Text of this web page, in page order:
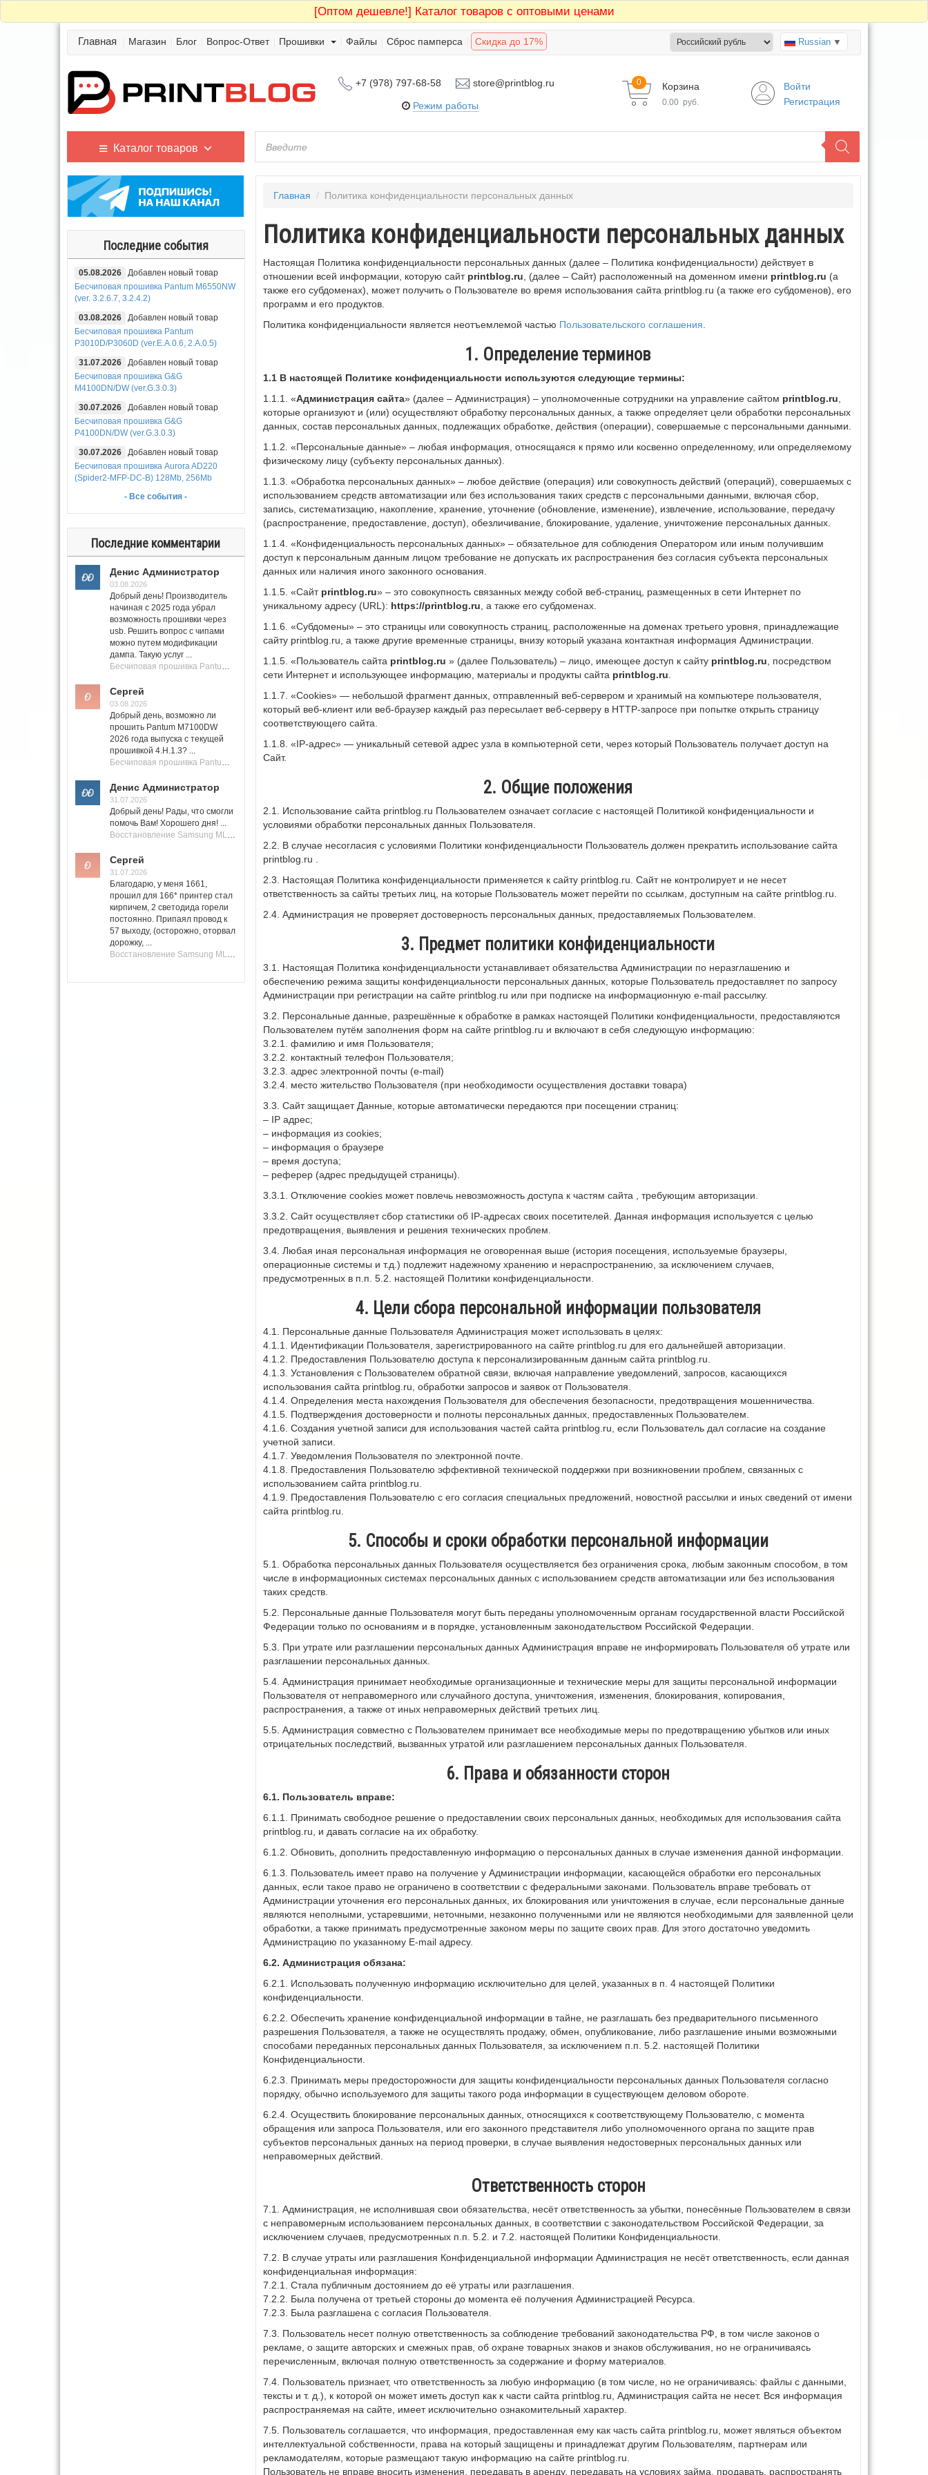
[Оптом дешевле!] Каталог товаров с оптовыми ценами
Главная Магазин Блог Вопрос-Ответ Прошивки Файлы Сброс памперса Скидка до 17% Russian ▼
+7 (978) 797-68-58 store@printblog.ru
Режим работы
Корзина
0
0.00 руб.
Войти
Регистрация
Каталог товаров
Последние события
05.08.2026
Добавлен новый товар
Бесчиповая прошивка Pantum M6550NW
(ver. 3.2.6.7, 3.2.4.2)
03.08.2026
Добавлен новый товар
Бесчиповая прошивка Pantum
P3010D/P3060D (ver.E.A.0.6, 2.A.0.5)
31.07.2026
Добавлен новый товар
Бесчиповая прошивка G&G
M4100DN/DW (ver.G.3.0.3)
30.07.2026
Добавлен новый товар
Бесчиповая прошивка G&G
P4100DN/DW (ver.G.3.0.3)
30.07.2026
Добавлен новый товар
Бесчиповая прошивка Aurora AD220
(Spider2-MFP-DC-B) 128Mb, 256Mb
- Все события -
Последние комментарии
Денис Администратор
03.08.2026
Добрый день! Производитель
начиная с 2025 года убрал
возможность прошивки через
usb. Решить вопрос с чипами
можно путем модификации
дампа. Такую услуг ...
Бесчиповая прошивка Pantum M7100 Series (M7100, M7108, M7102, M7103, M7105)
Сергей
03.08.2026
Добрый день, возможно ли
прошить Pantum M7100DW
2026 года выпуска с текущей
прошивкой 4.H.1.3? ...
Бесчиповая прошивка Pantum M7100 Series (M7100, M7108, M7102, M7103, M7105)
Денис Администратор
31.07.2026
Добрый день! Рады, что смогли
помочь Вам! Хорошего дня! ...
Восстановление Samsung ML-1661, ML-1666 после не удачной прошивки.
Сергей
31.07.2026
Благодарю, у меня 1661,
прошил для 166* принтер стал
кирпичем, 2 светодида горели
постоянно. Припаял провод к
57 выходу, (осторожно, оторвал
дорожку, ...
Восстановление Samsung ML-1661, ML-1666 после не удачной прошивки.
Главная / Политика конфиденциальности персональных данных
Политика конфиденциальности персональных данных
Настоящая Политика конфиденциальности персональных данных (далее – Политика конфиденциальности) действует в
отношении всей информации, которую сайт printblog.ru , (далее – Сайт) расположенный на доменном имени printblog.ru (а
также его субдоменах), может получить о Пользователе во время использования сайта printblog.ru (а также его субдоменов), его
программ и его продуктов.
Политика конфиденциальности является неотъемлемой частью Пользовательского соглашения
1. Определение терминов
1.1 В настоящей Политике конфиденциальности используются следующие термины:
1.1.1. «Администрация сайта» (далее – Администрация) – уполномоченные сотрудники на управление сайтом printblog.ru
которые организуют и (или) осуществляют обработку персональных данных, а также определяет цели обработки персональных
данных, состав персональных данных, подлежащих обработке, действия (операции), совершаемые с персональными данными.
1.1.2. «Персональные данные» – любая информация, относящаяся к прямо или косвенно определенному, или определяемому
физическому лицу (субъекту персональных данных).
1.1.3. «Обработка персональных данных» – любое действие (операция) или совокупность действий (операций), совершаемых с
использованием средств автоматизации или без использования таких средств с персональными данными, включая сбор,
запись, систематизацию, накопление, хранение, уточнение (обновление, изменение), извлечение, использование, передачу
(распространение, предоставление, доступ), обезличивание, блокирование, удаление, уничтожение персональных данных.
1.1.4. «Конфиденциальность персональных данных» – обязательное для соблюдения Оператором или иным получившим
доступ к персональным данным лицом требование не допускать их распространения без согласия субъекта персональных
данных или наличия иного законного основания.
1.1.5. «Сайт printblog.ru» – это совокупность связанных между собой веб-страниц, размещенных в сети Интернет по
уникальному адресу (URL): https://printblog.ru , а также его субдоменах.
1.1.6. «Субдомены» – это страницы или совокупность страниц, расположенные на доменах третьего уровня, принадлежащие
сайту printblog.ru, а также другие временные страницы, внизу который указана контактная информация Администрации.
1.1.5. «Пользователь сайта printblog.ru » (далее Пользователь) – лицо, имеющее доступ к сайту printblog.ru , посредством
сети Интернет и использующее информацию, материалы и продукты сайта printblog.ru
1.1.7. «Cookies» — небольшой фрагмент данных, отправленный веб-сервером и хранимый на компьютере пользователя,
который веб-клиент или веб-браузер каждый раз пересылает веб-серверу в HTTP-запросе при попытке открыть страницу
соответствующего сайта.
1.1.8. «IP-адрес» — уникальный сетевой адрес узла в компьютерной сети, через который Пользователь получает доступ на
Сайт.
2. Общие положения
2.1. Использование сайта printblog.ru Пользователем означает согласие с настоящей Политикой конфиденциальности и
условиями обработки персональных данных Пользователя.
2.2. В случае несогласия с условиями Политики конфиденциальности Пользователь должен прекратить использование сайта
printblog.ru .
2.3. Настоящая Политика конфиденциальности применяется к сайту printblog.ru. Сайт не контролирует и не несет
ответственность за сайты третьих лиц, на которые Пользователь может перейти по ссылкам, доступным на сайте printblog.ru.
2.4. Администрация не проверяет достоверность персональных данных, предоставляемых Пользователем.
3. Предмет политики конфиденциальности
3.1. Настоящая Политика конфиденциальности устанавливает обязательства Администрации по неразглашению и
обеспечению режима защиты конфиденциальности персональных данных, которые Пользователь предоставляет по запросу
Администрации при регистрации на сайте printblog.ru или при подписке на информационную e-mail рассылку.
3.2. Персональные данные, разрешённые к обработке в рамках настоящей Политики конфиденциальности, предоставляются
Пользователем путём заполнения форм на сайте printblog.ru и включают в себя следующую информацию:
3.2.1. фамилию и имя Пользователя;
3.2.2. контактный телефон Пользователя;
3.2.3. адрес электронной почты (e-mail)
3.2.4. место жительство Пользователя (при необходимости осуществления доставки товара)
3.3. Сайт защищает Данные, которые автоматически передаются при посещении страниц:
– IP адрес;
– информация из cookies;
– информация о браузере
– время доступа;
– реферер (адрес предыдущей страницы).
3.3.1. Отключение cookies может повлечь невозможность доступа к частям сайта , требующим авторизации.
3.3.2. Сайт осуществляет сбор статистики об IP-адресах своих посетителей. Данная информация используется с целью
предотвращения, выявления и решения технических проблем.
3.4. Любая иная персональная информация не оговоренная выше (история посещения, используемые браузеры,
операционные системы и т.д.) подлежит надежному хранению и нераспространению, за исключением случаев,
предусмотренных в п.п. 5.2. настоящей Политики конфиденциальности.
4. Цели сбора персональной информации пользователя
4.1. Персональные данные Пользователя Администрация может использовать в целях:
4.1.1. Идентификации Пользователя, зарегистрированного на сайте printblog.ru для его дальнейшей авторизации.
4.1.2. Предоставления Пользователю доступа к персонализированным данным сайта printblog.ru.
4.1.3. Установления с Пользователем обратной связи, включая направление уведомлений, запросов, касающихся
использования сайта printblog.ru, обработки запросов и заявок от Пользователя.
4.1.4. Определения места нахождения Пользователя для обеспечения безопасности, предотвращения мошенничества.
4.1.5. Подтверждения достоверности и полноты персональных данных, предоставленных Пользователем.
4.1.6. Создания учетной записи для использования частей сайта printblog.ru, если Пользователь дал согласие на создание
учетной записи.
4.1.7. Уведомления Пользователя по электронной почте.
4.1.8. Предоставления Пользователю эффективной технической поддержки при возникновении проблем, связанных с
использованием сайта printblog.ru.
4.1.9. Предоставления Пользователю с его согласия специальных предложений, новостной рассылки и иных сведений от имени
сайта printblog.ru.
5. Способы и сроки обработки персональной информации
5.1. Обработка персональных данных Пользователя осуществляется без ограничения срока, любым законным способом, в том
числе в информационных системах персональных данных с использованием средств автоматизации или без использования
таких средств.
5.2. Персональные данные Пользователя могут быть переданы уполномоченным органам государственной власти Российской
Федерации только по основаниям и в порядке, установленным законодательством Российской Федерации.
5.3. При утрате или разглашении персональных данных Администрация вправе не информировать Пользователя об утрате или
разглашении персональных данных.
5.4. Администрация принимает необходимые организационные и технические меры для защиты персональной информации
Пользователя от неправомерного или случайного доступа, уничтожения, изменения, блокирования, копирования,
распространения, а также от иных неправомерных действий третьих лиц.
5.5. Администрация совместно с Пользователем принимает все необходимые меры по предотвращению убытков или иных
отрицательных последствий, вызванных утратой или разглашением персональных данных Пользователя.
6. Права и обязанности сторон
6.1. Пользователь вправе:
6.1.1. Принимать свободное решение о предоставлении своих персональных данных, необходимых для использования сайта
printblog.ru, и давать согласие на их обработку.
6.1.2. Обновить, дополнить предоставленную информацию о персональных данных в случае изменения данной информации.
6.1.3. Пользователь имеет право на получение у Администрации информации, касающейся обработки его персональных
данных, если такое право не ограничено в соответствии с федеральными законами. Пользователь вправе требовать от
Администрации уточнения его персональных данных, их блокирования или уничтожения в случае, если персональные данные
являются неполными, устаревшими, неточными, незаконно полученными или не являются необходимыми для заявленной цели
обработки, а также принимать предусмотренные законом меры по защите своих прав. Для этого достаточно уведомить
Администрацию по указанному E-mail адресу.
6.2. Администрация обязана:
6.2.1. Использовать полученную информацию исключительно для целей, указанных в п. 4 настоящей Политики
конфиденциальности.
6.2.2. Обеспечить хранение конфиденциальной информации в тайне, не разглашать без предварительного письменного
разрешения Пользователя, а также не осуществлять продажу, обмен, опубликование, либо разглашение иными возможными
способами переданных персональных данных Пользователя, за исключением п.п. 5.2. настоящей Политики
Конфиденциальности.
6.2.3. Принимать меры предосторожности для защиты конфиденциальности персональных данных Пользователя согласно
порядку, обычно используемого для защиты такого рода информации в существующем деловом обороте.
6.2.4. Осуществить блокирование персональных данных, относящихся к соответствующему Пользователю, с момента
обращения или запроса Пользователя, или его законного представителя либо уполномоченного органа по защите прав
субъектов персональных данных на период проверки, в случае выявления недостоверных персональных данных или
неправомерных действий.
Ответственность сторон
7.1. Администрация, не исполнившая свои обязательства, несёт ответственность за убытки, понесённые Пользователем в связи
с неправомерным использованием персональных данных, в соответствии с законодательством Российской Федерации, за
исключением случаев, предусмотренных п.п. 5.2. и 7.2. настоящей Политики Конфиденциальности.
7.2. В случае утраты или разглашения Конфиденциальной информации Администрация не несёт ответственность, если данная
конфиденциальная информация:
7.2.1. Стала публичным достоянием до её утраты или разглашения.
7.2.2. Была получена от третьей стороны до момента её получения Администрацией Ресурса.
7.2.3. Была разглашена с согласия Пользователя.
7.3. Пользователь несет полную ответственность за соблюдение требований законодательства РФ, в том числе законов о
рекламе, о защите авторских и смежных прав, об охране товарных знаков и знаков обслуживания, но не ограничиваясь
перечисленным, включая полную ответственность за содержание и форму материалов.
7.4. Пользователь признает, что ответственность за любую информацию (в том числе, но не ограничиваясь: файлы с данными,
тексты и т. д.), к которой он может иметь доступ как к части сайта printblog.ru, Администрация сайта не несет. Вся информация
распространяемая на сайте, имеет исключительно ознакомительный характер.
7.5. Пользователь соглашается, что информация, предоставленная ему как часть сайта printblog.ru, может являться объектом
интеллектуальной собственности, права на который защищены и принадлежат другим Пользователям, партнерам или
рекламодателям, которые размещают такую информацию на сайте printblog.ru.
Пользователь не вправе вносить изменения, передавать в аренду, передавать на условиях займа, продавать, распространять